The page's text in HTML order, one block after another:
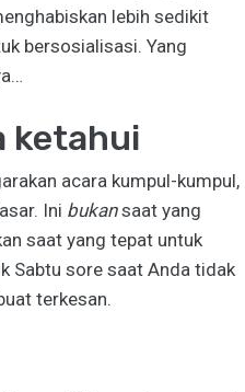
lebih sedikit
bersosialisasi. Yang
ketahui
acara kumpul-kumpul,
Ini bukansaat yang
saat yang tepat untuk
Sabtu sore saat Anda tidak
terkesan.